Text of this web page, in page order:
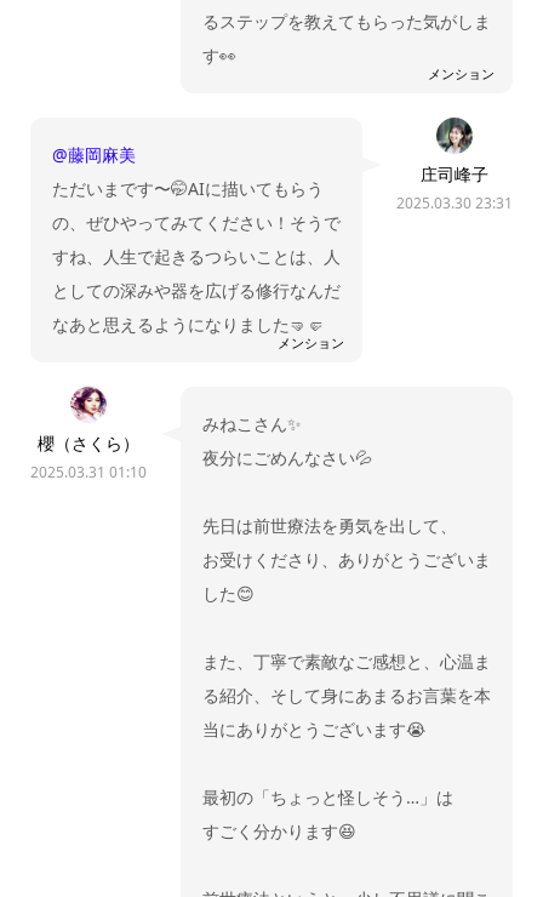
メンション
るステップを教えてもらった気がしま
す👀
庄司峰子
2025.03.30 23:31
メンション
@藤岡麻美
ただいまです〜🤭AIに描いてもらう
の、ぜひやってみてください！そうで
すね、人生で起きるつらいことは、人
としての深みや器を広げる修行なんだ
なあと思えるようになりました🤜🤛
櫻（さくら）
2025.03.31 01:10
みねこさん✨
夜分にごめんなさい💦
先日は前世療法を勇気を出して、
お受けくださり、ありがとうございま
した😊
また、丁寧で素敵なご感想と、心温ま
る紹介、そして身にあまるお言葉を本
当にありがとうございます😭
最初の「ちょっと怪しそう…」は
すごく分かります😆